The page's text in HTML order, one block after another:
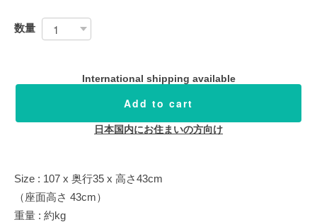
数量
International shipping available
Add to cart
日本国内にお住まいの方向け
Size : 107 x 奥行35 x 高さ43cm
（座面高さ 43cm）
重量 : 約kg